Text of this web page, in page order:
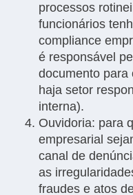
processos
funcionários
compliance
é responsável
documento para
haja setor
interna).
Ouvidoria: para
empresarial
canal de
as
fraudes e atos